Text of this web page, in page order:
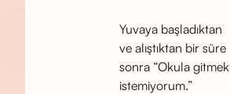
Yuvaya başladıktan
ve alıştıktan bir süre
sonra “Okula gitmek
istemiyorum.”